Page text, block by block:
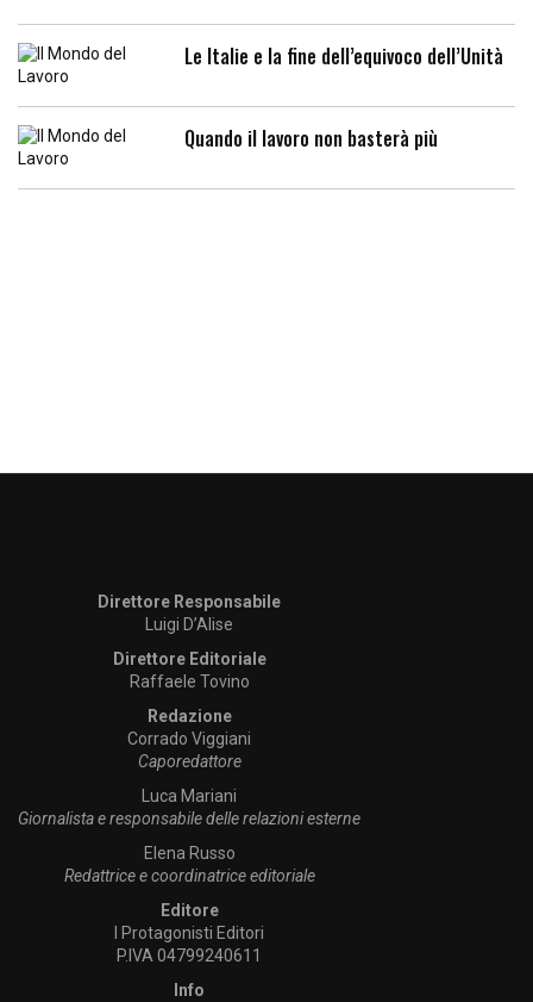
Le Italie e la fine dell’equivoco dell’Unità
Quando il lavoro non basterà più
Direttore Responsabile
Luigi D’Alise
Direttore Editoriale
Raffaele Tovino
Redazione
Corrado Viggiani
Caporedattore
Luca Mariani
Giornalista e responsabile delle relazioni esterne
Elena Russo
Redattrice e coordinatrice editoriale
Editore
I Protagonisti Editori
P.IVA 04799240611
Info